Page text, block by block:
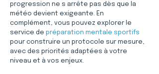
progression ne s arrête pas dès que la
météo devient exigeante. En
complément, vous pouvez explorer le
service de préparation mentale sportifs
pour construire un protocole sur mesure,
avec des priorités adaptées à votre
niveau et à vos enjeux.